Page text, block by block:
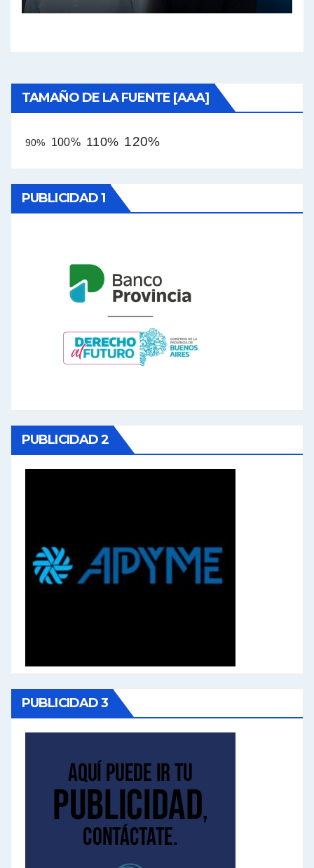
TAMAÑO DE LA FUENTE [AAA]
90% 100% 110% 120%
PUBLICIDAD 1
PUBLICIDAD 2
PUBLICIDAD 3